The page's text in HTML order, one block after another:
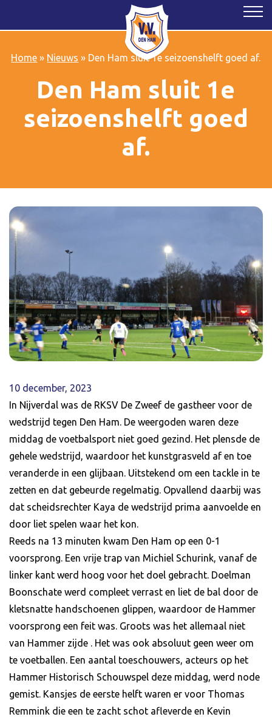
Home » Nieuws » Den Ham sluit 1e seizoenshelft goed af.
Den Ham sluit 1e
seizoenshelft goed
af.
10 december, 2023
In Nijverdal was de RKSV De Zweef de gastheer voor de
wedstrijd tegen Den Ham. De weergoden waren deze
middag de voetbalsport niet goed gezind. Het plensde de
gehele wedstrijd, waardoor het kunstgrasveld af en toe
veranderde in een glijbaan. Uitstekend om een tackle in te
zetten en dat gebeurde regelmatig. Opvallend daarbij was
dat scheidsrechter Kaya de wedstrijd prima aanvoelde en
door liet spelen waar het kon.
Reeds na 13 minuten kwam Den Ham op een 0-1
voorsprong. Een vrije trap van Michiel Schurink, vanaf de
linker kant werd hoog voor het doel gebracht. Doelman
Boonschate werd compleet verrast en liet de bal door de
kletsnatte handschoenen glippen, waardoor de Hammer
voorsprong een feit was. Groots was het allemaal niet
van Hammer zijde . Het was ook absoluut geen weer om
te voetballen. Een aantal toeschouwers, acteurs op het
Hammer Historisch Schouwspel deze middag, werd node
gemist. Kansjes de eerste helft waren er voor Thomas
Remmink die een te zacht schot afleverde en Kevin